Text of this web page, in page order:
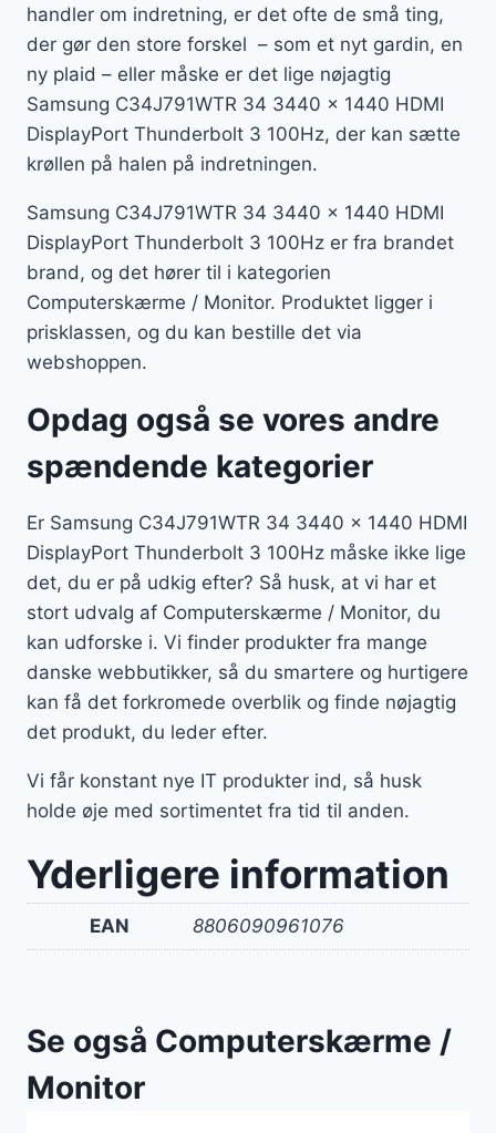
handler om indretning, er det ofte de små ting,
der gør den store forskel – som et nyt gardin, en
ny plaid – eller måske er det lige nøjagtig
Samsung C34J791WTR 34 3440 x 1440 HDMI
DisplayPort Thunderbolt 3 100Hz, der kan sætte
krøllen på halen på indretningen.
Samsung C34J791WTR 34 3440 x 1440 HDMI
DisplayPort Thunderbolt 3 100Hz er fra brandet
brand, og det hører til i kategorien
Computerskærme / Monitor. Produktet ligger i
prisklassen, og du kan bestille det via
webshoppen.
Opdag også se vores andre
spændende kategorier
Er Samsung C34J791WTR 34 3440 x 1440 HDMI
DisplayPort Thunderbolt 3 100Hz måske ikke lige
det, du er på udkig efter? Så husk, at vi har et
stort udvalg af Computerskærme / Monitor, du
kan udforske i. Vi finder produkter fra mange
danske webbutikker, så du smartere og hurtigere
kan få det forkromede overblik og finde nøjagtig
det produkt, du leder efter.
Vi får konstant nye IT produkter ind, så husk
holde øje med sortimentet fra tid til anden.
Yderligere information
EAN 8806090961076
Se også Computerskærme /
Monitor